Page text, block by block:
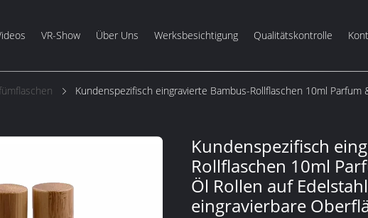
VR-Show Über Uns Werksbesichtigung Qualitätskontrolle
Kundenspezifisch eingravierte Bambus-Rollflaschen 10ml
Kundenspezifisch
Rollflaschen 10ml
Öl Rollen auf
eingravierbare